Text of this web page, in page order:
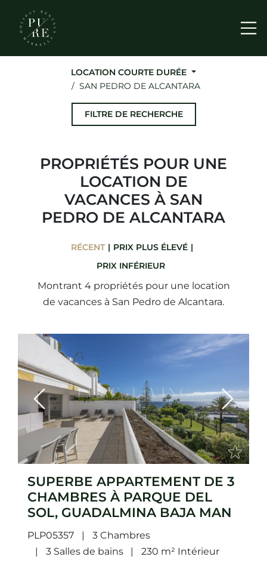
LOCATION COURTE DURÉE
SAN PEDRO DE ALCANTARA
FILTRE DE RECHERCHE
PROPRIÉTÉS POUR UNE
LOCATION DE
VACANCES À SAN
PEDRO DE ALCANTARA
RÉCENT
PRIX ​​PLUS ÉLEVÉ
PRIX ​​INFÉRIEUR
Montrant 4 propriétés pour une location
de vacances à San Pedro de Alcantara.
Previous Next
SUPERBE APPARTEMENT DE 3
CHAMBRES À PARQUE DEL
SOL, GUADALMINA BAJA MAN
PLP05357
3 Chambres
3 Salles de bains
230 m² Intérieur